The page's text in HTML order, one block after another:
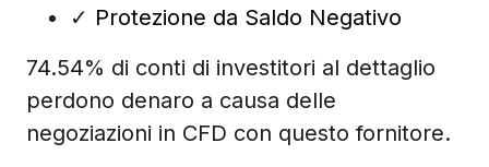
✓ Protezione da Saldo Negativo
74.54% di conti di investitori al dettaglio
perdono denaro a causa delle
negoziazioni in CFD con questo fornitore.